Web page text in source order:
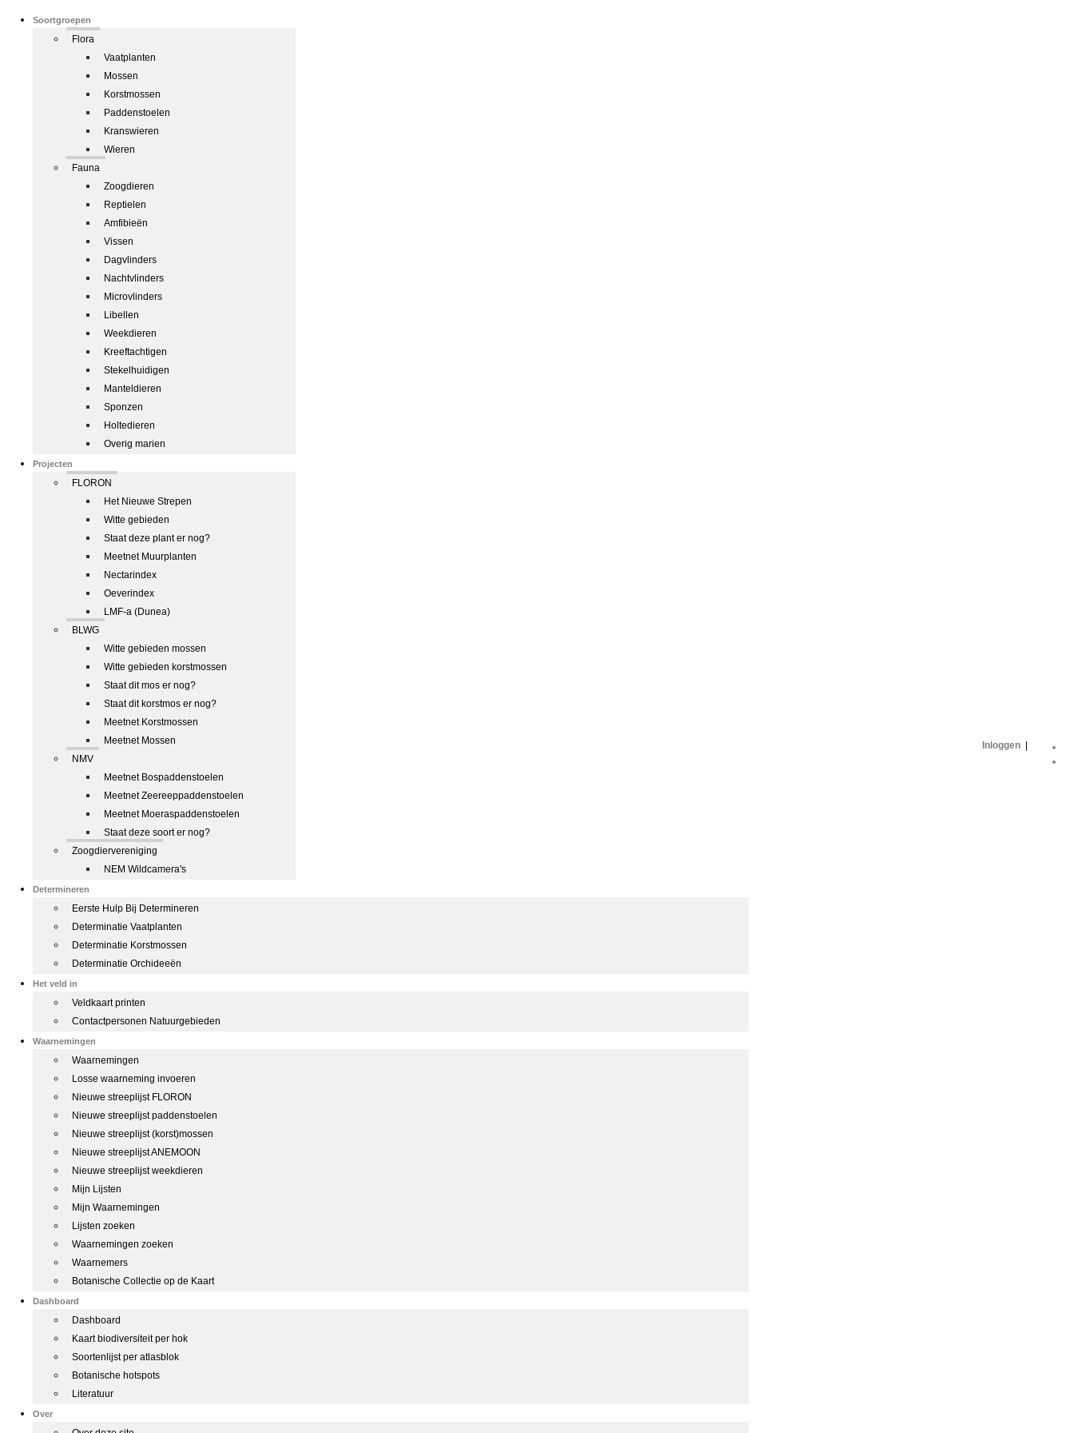
Soortgroepen
Flora
Vaatplanten
Mossen
Korstmossen
Paddenstoelen
Kranswieren
Wieren
Fauna
Zoogdieren
Reptielen
Amfibieën
Vissen
Dagvlinders
Nachtvlinders
Microvlinders
Libellen
Weekdieren
Kreeftachtigen
Stekelhuidigen
Manteldieren
Sponzen
Holtedieren
Overig marien
Projecten
FLORON
Het Nieuwe Strepen
Witte gebieden
Staat deze plant er nog?
Meetnet Muurplanten
Nectarindex
Oeverindex
LMF-a (Dunea)
BLWG
Witte gebieden mossen
Witte gebieden korstmossen
Staat dit mos er nog?
Staat dit korstmos er nog?
Meetnet Korstmossen
Meetnet Mossen
NMV
Meetnet Bospaddenstoelen
Meetnet Zeereeppaddenstoelen
Meetnet Moeraspaddenstoelen
Staat deze soort er nog?
Zoogdiervereniging
NEM Wildcamera's
Determineren
Eerste Hulp Bij Determineren
Determinatie Vaatplanten
Determinatie Korstmossen
Determinatie Orchideeën
Het veld in
Veldkaart printen
Contactpersonen Natuurgebieden
Waarnemingen
Waarnemingen
Losse waarneming invoeren
Nieuwe streeplijst FLORON
Nieuwe streeplijst paddenstoelen
Nieuwe streeplijst (korst)mossen
Nieuwe streeplijst ANEMOON
Nieuwe streeplijst weekdieren
Mijn Lijsten
Mijn Waarnemingen
Lijsten zoeken
Waarnemingen zoeken
Waarnemers
Botanische Collectie op de Kaart
Dashboard
Dashboard
Kaart biodiversiteit per hok
Soortenlijst per atlasblok
Botanische hotspots
Literatuur
Over
Inloggen